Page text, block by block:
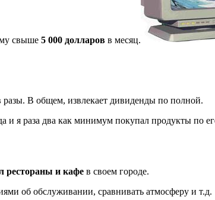
свыше 5 000 долларов в месяц.
разы. В общем, извлекает дивиденды по полной.
я раза два как минимум покупал продукты по
рестораны и кафе в своем городе.
об обслуживании, сравнивать атмосферу и т.д.